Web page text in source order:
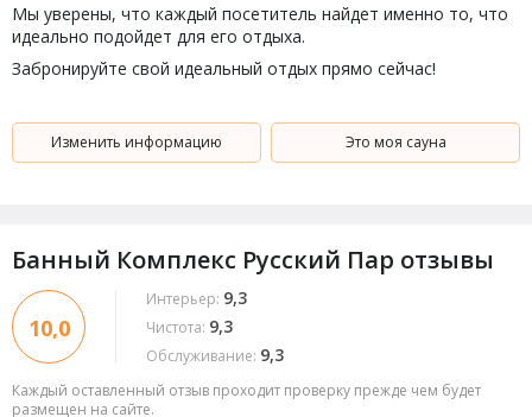
Мы уверены, что каждый посетитель найдет именно то, что
идеально подойдет для его отдыха.
Забронируйте свой идеальный отдых прямо сейчас!
Изменить информацию Это моя сауна
Банный Комплекс Русский Пар отзывы
10,0
Интерьер: 9,3
Чистота: 9,3
Обслуживание: 9,3
Каждый оставленный отзыв проходит проверку прежде чем будет
размещен на сайте.